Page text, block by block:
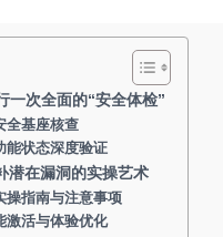
一次全面的“安全体检”
全基座核查
能状态深度验证
潜在漏洞的实操艺术
操指南与注意事项
激活与体验优化